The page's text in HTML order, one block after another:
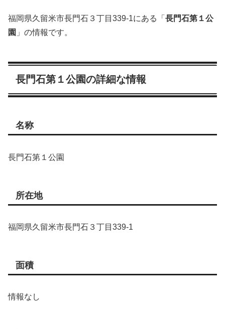
福岡県久留米市長門石３丁目339-1にある「 長門石第１公
園 」の情報です。
長門石第１公園の詳細な情報
名称
長門石第１公園
所在地
福岡県久留米市長門石３丁目339-1
面積
情報なし